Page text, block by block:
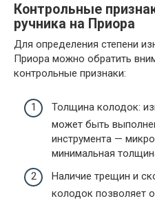
Контрольные
ручника на Приора
Для определения степени
Приора можно обратить
контрольные признаки:
Толщина колодок:
может быть
инструмента —
минимальная
Наличие трещин и
колодок позволяет